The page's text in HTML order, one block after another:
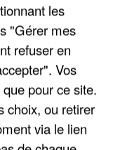
les
"Gérer mes
refuser en
Vos
pour ce site.
choix, ou retirer
via le lien